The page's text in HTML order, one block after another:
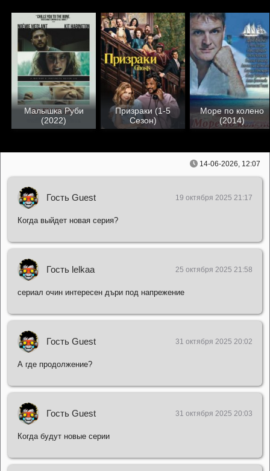
Малышка Руби
(2022)
Призраки (1-5
Сезон)
Море по колено
(2014)
14-06-2026, 12:07
Гость Guest 19 октября 2025 21:17
Когда выйдет новая серия?
Гость lelkaa 25 октября 2025 21:58
сериал очин интересен дъри под напрежение
Гость Guest 31 октября 2025 20:02
А где продолжение?
Гость Guest 31 октября 2025 20:03
Когда будут новые серии